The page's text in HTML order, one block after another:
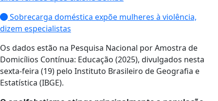
Sobrecarga doméstica expõe mulheres à violência,
dizem especialistas
Os dados estão na Pesquisa Nacional por Amostra de
Domicílios Contínua: Educação (2025), divulgados nesta
sexta-feira (19) pelo Instituto Brasileiro de Geografia e
Estatística (IBGE).